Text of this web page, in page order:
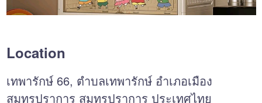
Location
เทพารักษ์ 66, ตำบลเทพารักษ์ อำเภอเมือง
สมุทรปราการ สมุทรปราการ ประเทศไทย